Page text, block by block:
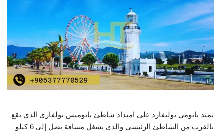
تمتد باتومي بوليفارد على امتداد شاطئ باتوميس بولفاري الذي يقع
بالقرب من الشاطئ الرئيسي والذي يشغل مسافة تصل إلى 6 كيلو